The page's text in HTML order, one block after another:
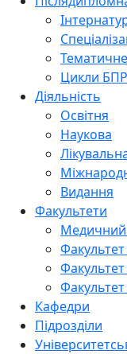
Цикли БПР
Діяльність
Освітня
Наукова
Видання
Факультети
Медичний
Факультет
Факультет
Факультет
Кафедри
Підрозділи